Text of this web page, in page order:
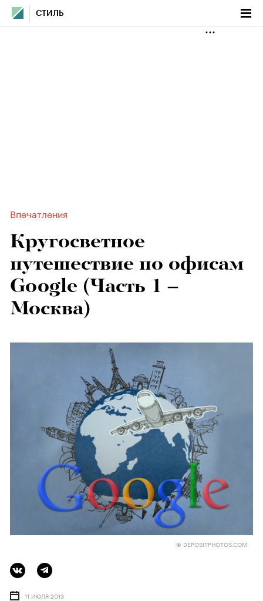
СТИЛЬ
Впечатления
Кругосветное
путешествие по офисам
Google (Часть 1 –
Москва)
© DEPOSITPHOTOS.COM
11 ИЮЛЯ 2013